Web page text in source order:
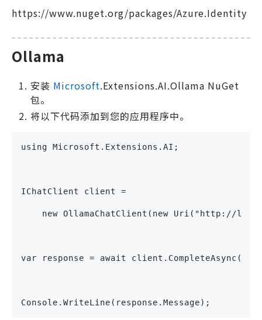
https://www.nuget.org/packages/Azure.Identity
Ollama
安装 Microsoft.Extensions.AI.Ollama NuGet
包。
将以下代码添加到您的应用程序中。
using Microsoft.Extensions.AI;
IChatClient client =
new OllamaChatClient(new Uri("http://
var response = await
Console.WriteLine(response.Message);